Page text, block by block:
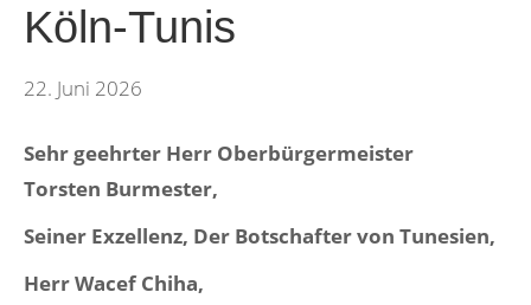
Köln-Tunis
22. Juni 2026
Sehr geehrter Herr Oberbürgermeister
Torsten Burmester,
Seiner Exzellenz, Der Botschafter von Tunesien,
Herr Wacef Chiha,